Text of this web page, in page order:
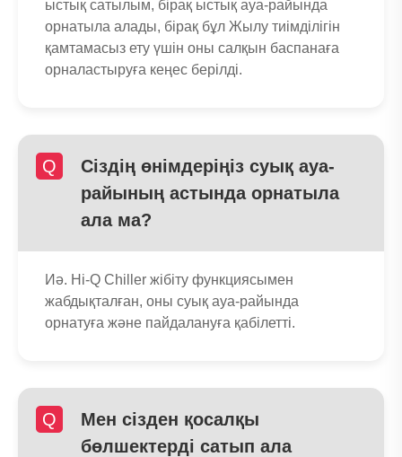
ыстық сатылым, бірақ ыстық ауа-райында
орнатыла алады, бірақ бұл Жылу тиімділігін
қамтамасыз ету үшін оны салқын баспанаға
орналастыруға кеңес берілді.
Q
Сіздің өнімдеріңіз суық ауа-
райының астында орнатыла
ала ма?
Иә. Hi-Q Chiller жібіту функциясымен
жабдықталған, оны суық ауа-райында
орнатуға және пайдалануға қабілетті.
Q
Мен сізден қосалқы
бөлшектерді сатып ала